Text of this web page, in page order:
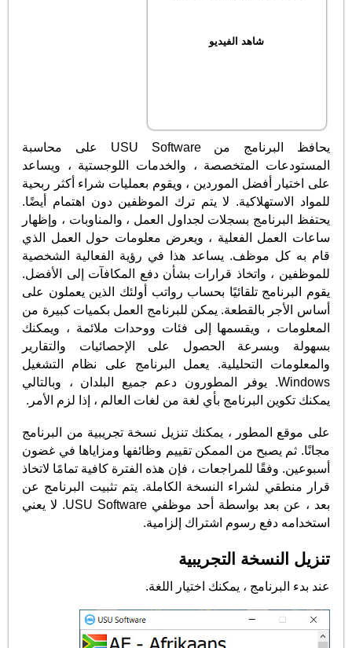
شاهد الفيديو
يحافظ البرنامج من USU Software على محاسبة
المستودعات المتخصصة ، والخدمات اللوجستية ، ويساعد
على اختيار أفضل الموردين ، ويقوم بعمليات شراء أكثر ربحية
للمواد الاستهلاكية. لا يتم ترك الموظفين دون اهتمام أيضًا.
يحتفظ البرنامج بسجلات لجداول العمل ، والمناوبات ، وإظهار
ساعات العمل الفعلية ، ويعرض معلومات حول العمل الذي
قام به كل موظف. يساعد هذا في رؤية الفعالية الشخصية
للموظفين ، واتخاذ قرارات بشأن دفع المكافآت إلى الأفضل.
يقوم البرنامج تلقائيًا بحساب رواتب أولئك الذين يعملون على
أساس الأجر بالقطعة. يمكن للبرنامج العمل بكميات كبيرة من
المعلومات ، ويقسمها إلى فئات ووحدات ملائمة ، ويمكنك
بسهولة وبسرعة الحصول على الإحصائيات والتقارير
والمعلومات التحليلية. يعمل البرنامج على نظام التشغيل
Windows. يوفر المطورون دعم جميع البلدان ، وبالتالي
يمكنك تكوين البرنامج بأي لغة من لغات العالم ، إذا لزم الأمر.
على موقع المطور ، يمكنك تنزيل نسخة تجريبية من البرنامج
مجانًا. ثم يصبح من الممكن تقييم وظائفها ومزاياها في غضون
أسبوعين. وفقًا للمراجعات ، فإن هذه الفترة كافية تمامًا لاتخاذ
قرار منطقي لشراء النسخة الكاملة. يتم تثبيت البرنامج عن
بعد ، عن بعد بواسطة أحد موظفي USU Software. لا يعني
استخدامه دفع رسوم اشتراك إلزامية.
تنزيل النسخة التجريبية
عند بدء البرنامج ، يمكنك اختيار اللغة.